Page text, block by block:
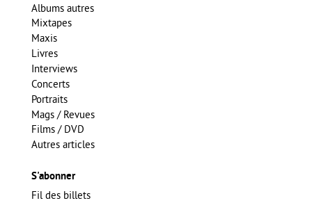
Albums autres
Mixtapes
Maxis
Livres
Interviews
Concerts
Portraits
Mags / Revues
Films / DVD
Autres articles
S'abonner
Fil des billets